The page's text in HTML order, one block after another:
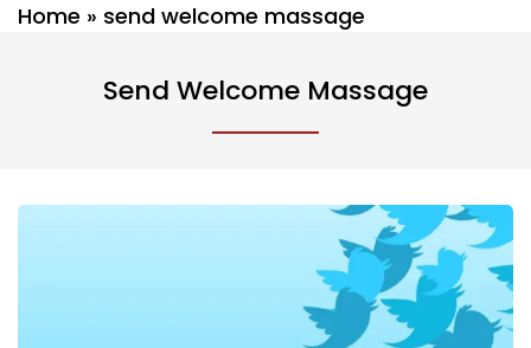
Home » send welcome massage
Send Welcome Massage